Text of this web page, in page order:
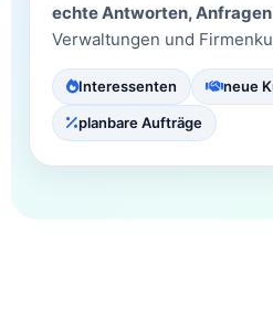
echte Antworten,
Verwaltungen und
Interessenten neue
planbare Aufträge